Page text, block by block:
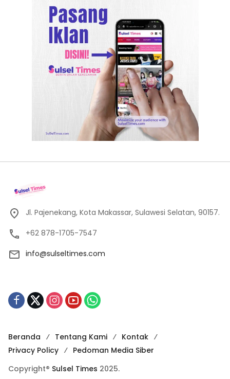
Jl. Pajenekang, Kota Makassar, Sulawesi Selatan, 90157.
+62 878-1705-7547
info@sulseltimes.com
Beranda Tentang Kami
Kontak
Privacy Policy
Pedoman Media Siber
Copyright® Sulsel Times 2025.